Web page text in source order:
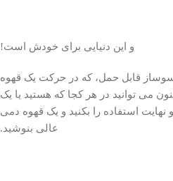
و این دنیایی برای خودش است!
قابل حمل، که در حرکت یک قهوه
می توانید در هر کجا که هستید یا یک
استفاده را بکنید و یک قهوه دمی
عالی بنوشید.